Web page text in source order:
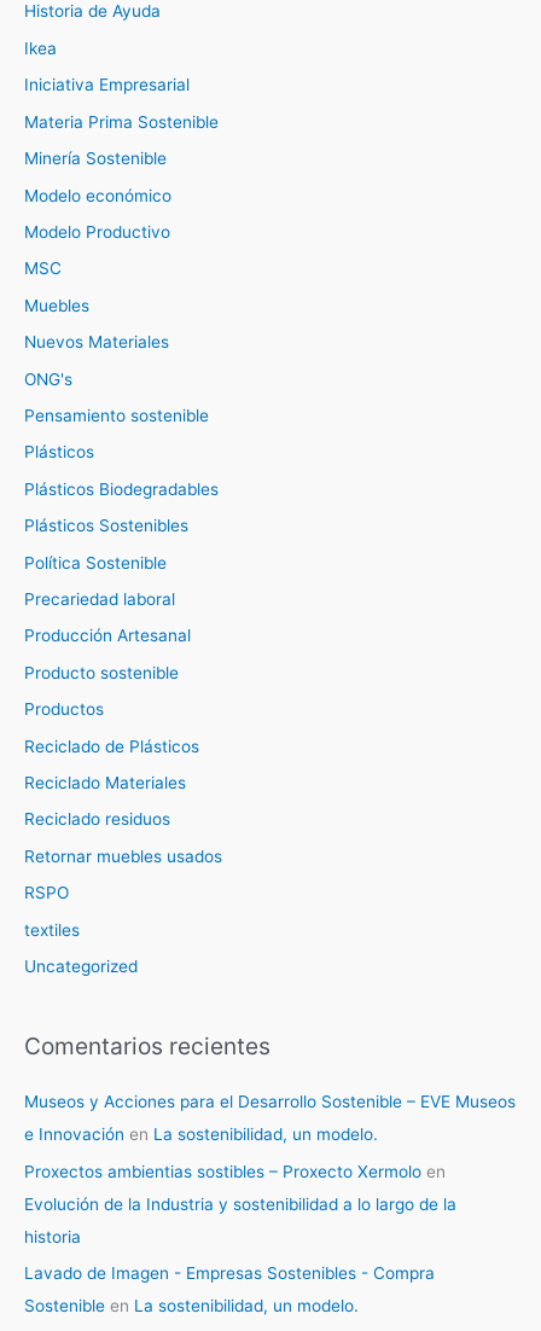
Historia de Ayuda
Ikea
Iniciativa Empresarial
Materia Prima Sostenible
Minería Sostenible
Modelo económico
Modelo Productivo
MSC
Muebles
Nuevos Materiales
ONG's
Pensamiento sostenible
Plásticos
Plásticos Biodegradables
Plásticos Sostenibles
Política Sostenible
Precariedad laboral
Producción Artesanal
Producto sostenible
Productos
Reciclado de Plásticos
Reciclado Materiales
Reciclado residuos
Retornar muebles usados
RSPO
textiles
Uncategorized
Comentarios recientes
Museos y Acciones para el Desarrollo Sostenible – EVE Museos
e Innovación en La sostenibilidad, un modelo.
Proxectos ambientias sostibles – Proxecto Xermolo en
Evolución de la Industria y sostenibilidad a lo largo de la
historia
Lavado de Imagen - Empresas Sostenibles - Compra
Sostenible en La sostenibilidad, un modelo.